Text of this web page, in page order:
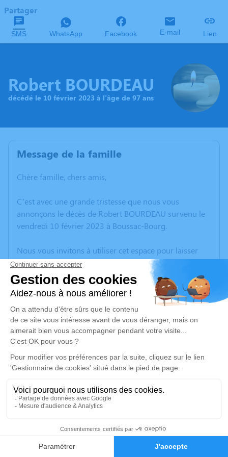
Faire-part Hommages
Partager
SMS WhatsApp Facebook E-mail Lien
Robert BOURDEAU
décédé le 10 février 2023 à l'âge de 97 ans
Message de la famille
Chère famille, chers amis,
C’est avec une grande tristesse que nous vous
annonçons le décès de Robert BOURDEAU survenu le
vendredi 10 février 2023 à Boussac-Bourg.
Nous vous invitons à utiliser cet espace pour laisser
vos condoléances, partager des photos souvenirs, une
anecdote ou exprimer vos pensées à travers des
poèmes ou des textes. Cet endroit est un lieu
d'expression dédié à honorer la mémoire de Robert
BOURDEAU.
Un service de plantation d’arbre hommage est
disponible ici.
Je rends hommage
Cérémonie religieuse
Église de Boussac-Bourg
23600 Boussac-Bourg